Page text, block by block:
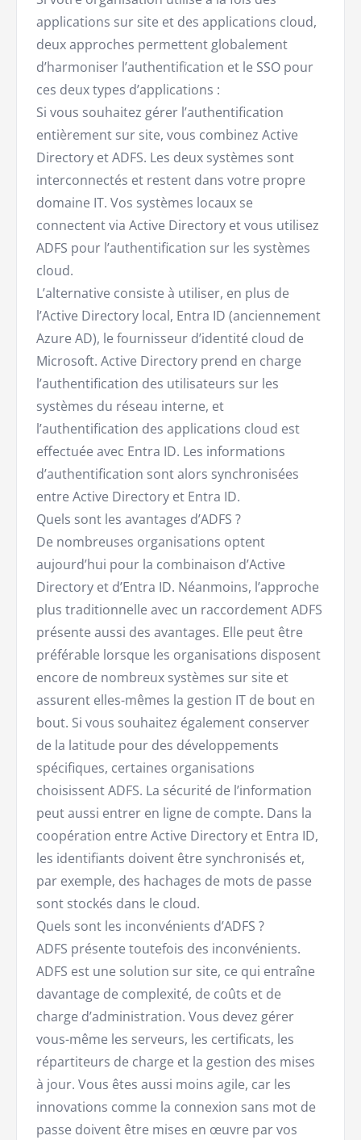
applications sur site et des applications cloud,
deux approches permettent globalement
d’harmoniser l’authentification et le SSO pour
ces deux types d’applications :
Si vous souhaitez gérer l’authentification
entièrement sur site, vous combinez Active
Directory et ADFS. Les deux systèmes sont
interconnectés et restent dans votre propre
domaine IT. Vos systèmes locaux se
connectent via Active Directory et vous utilisez
ADFS pour l’authentification sur les systèmes
cloud.
L’alternative consiste à utiliser, en plus de
l’Active Directory local, Entra ID (anciennement
Azure AD), le fournisseur d’identité cloud de
Microsoft. Active Directory prend en charge
l’authentification des utilisateurs sur les
systèmes du réseau interne, et
l’authentification des applications cloud est
effectuée avec Entra ID. Les informations
d’authentification sont alors synchronisées
entre Active Directory et Entra ID.
Quels sont les avantages d’ADFS ?
De nombreuses organisations optent
aujourd’hui pour la combinaison d’Active
Directory et d’Entra ID. Néanmoins, l’approche
plus traditionnelle avec un raccordement ADFS
présente aussi des avantages. Elle peut être
préférable lorsque les organisations disposent
encore de nombreux systèmes sur site et
assurent elles-mêmes la gestion IT de bout en
bout. Si vous souhaitez également conserver
de la latitude pour des développements
spécifiques, certaines organisations
choisissent ADFS. La sécurité de l’information
peut aussi entrer en ligne de compte. Dans la
coopération entre Active Directory et Entra ID,
les identifiants doivent être synchronisés et,
par exemple, des hachages de mots de passe
sont stockés dans le cloud.
Quels sont les inconvénients d’ADFS ?
ADFS présente toutefois des inconvénients.
ADFS est une solution sur site, ce qui entraîne
davantage de complexité, de coûts et de
charge d’administration. Vous devez gérer
vous-même les serveurs, les certificats, les
répartiteurs de charge et la gestion des mises
à jour. Vous êtes aussi moins agile, car les
innovations comme la connexion sans mot de
passe doivent être mises en œuvre par vos